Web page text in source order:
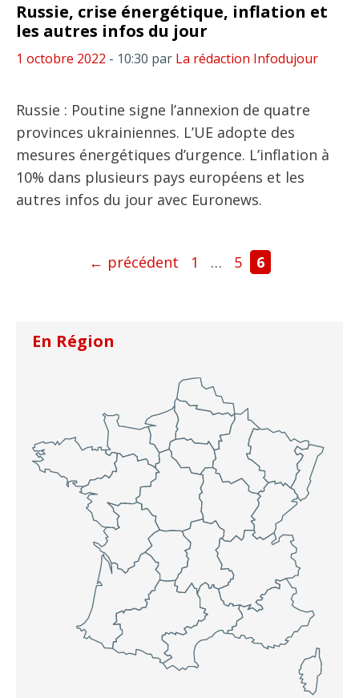
Russie, crise énergétique, inflation et
les autres infos du jour
1 octobre 2022 - 10:30 par La rédaction Infodujour
Russie : Poutine signe l’annexion de quatre
provinces ukrainiennes. L’UE adopte des
mesures énergétiques d’urgence. L’inflation à
10% dans plusieurs pays européens et les
autres infos du jour avec Euronews.
← précédent Page
1 … Page
5 Page
6
En Région